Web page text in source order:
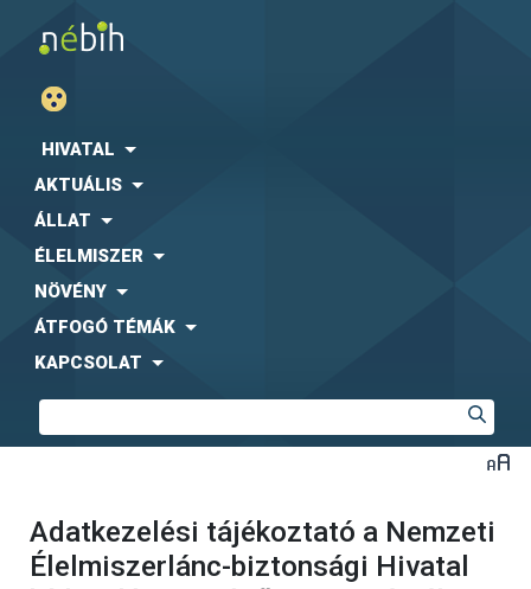
HIVATAL
AKTUÁLIS
ÁLLAT
ÉLELMISZER
NÖVÉNY
ÁTFOGÓ TÉMÁK
KAPCSOLAT
Adatkezelési tájékoztató a Nemzeti
Élelmiszerlánc-biztonsági Hivatal